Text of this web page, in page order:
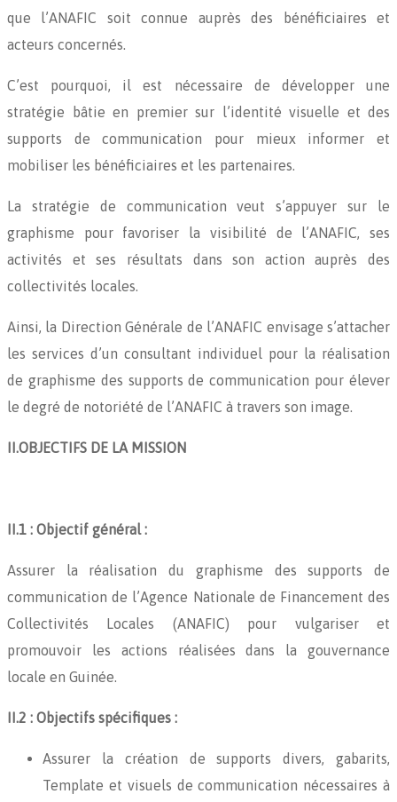
que l’ANAFIC soit connue auprès des bénéficiaires et
acteurs concernés.
C’est pourquoi, il est nécessaire de développer une
stratégie bâtie en premier sur l’identité visuelle et des
supports de communication pour mieux informer et
mobiliser les bénéficiaires et les partenaires.
La stratégie de communication veut s’appuyer sur le
graphisme pour favoriser la visibilité de l’ANAFIC, ses
activités et ses résultats dans son action auprès des
collectivités locales.
Ainsi, la Direction Générale de l’ANAFIC envisage s’attacher
les services d’un consultant individuel pour la réalisation
de graphisme des supports de communication pour élever
le degré de notoriété de l’ANAFIC à travers son image.
II.OBJECTIFS DE LA MISSION
II.1 : Objectif général :
Assurer la réalisation du graphisme des supports de
communication de l’Agence Nationale de Financement des
Collectivités Locales (ANAFIC) pour vulgariser et
promouvoir les actions réalisées dans la gouvernance
locale en Guinée.
II.2 : Objectifs spécifiques :
Assurer la création de supports divers, gabarits,
Template et visuels de communication nécessaires à